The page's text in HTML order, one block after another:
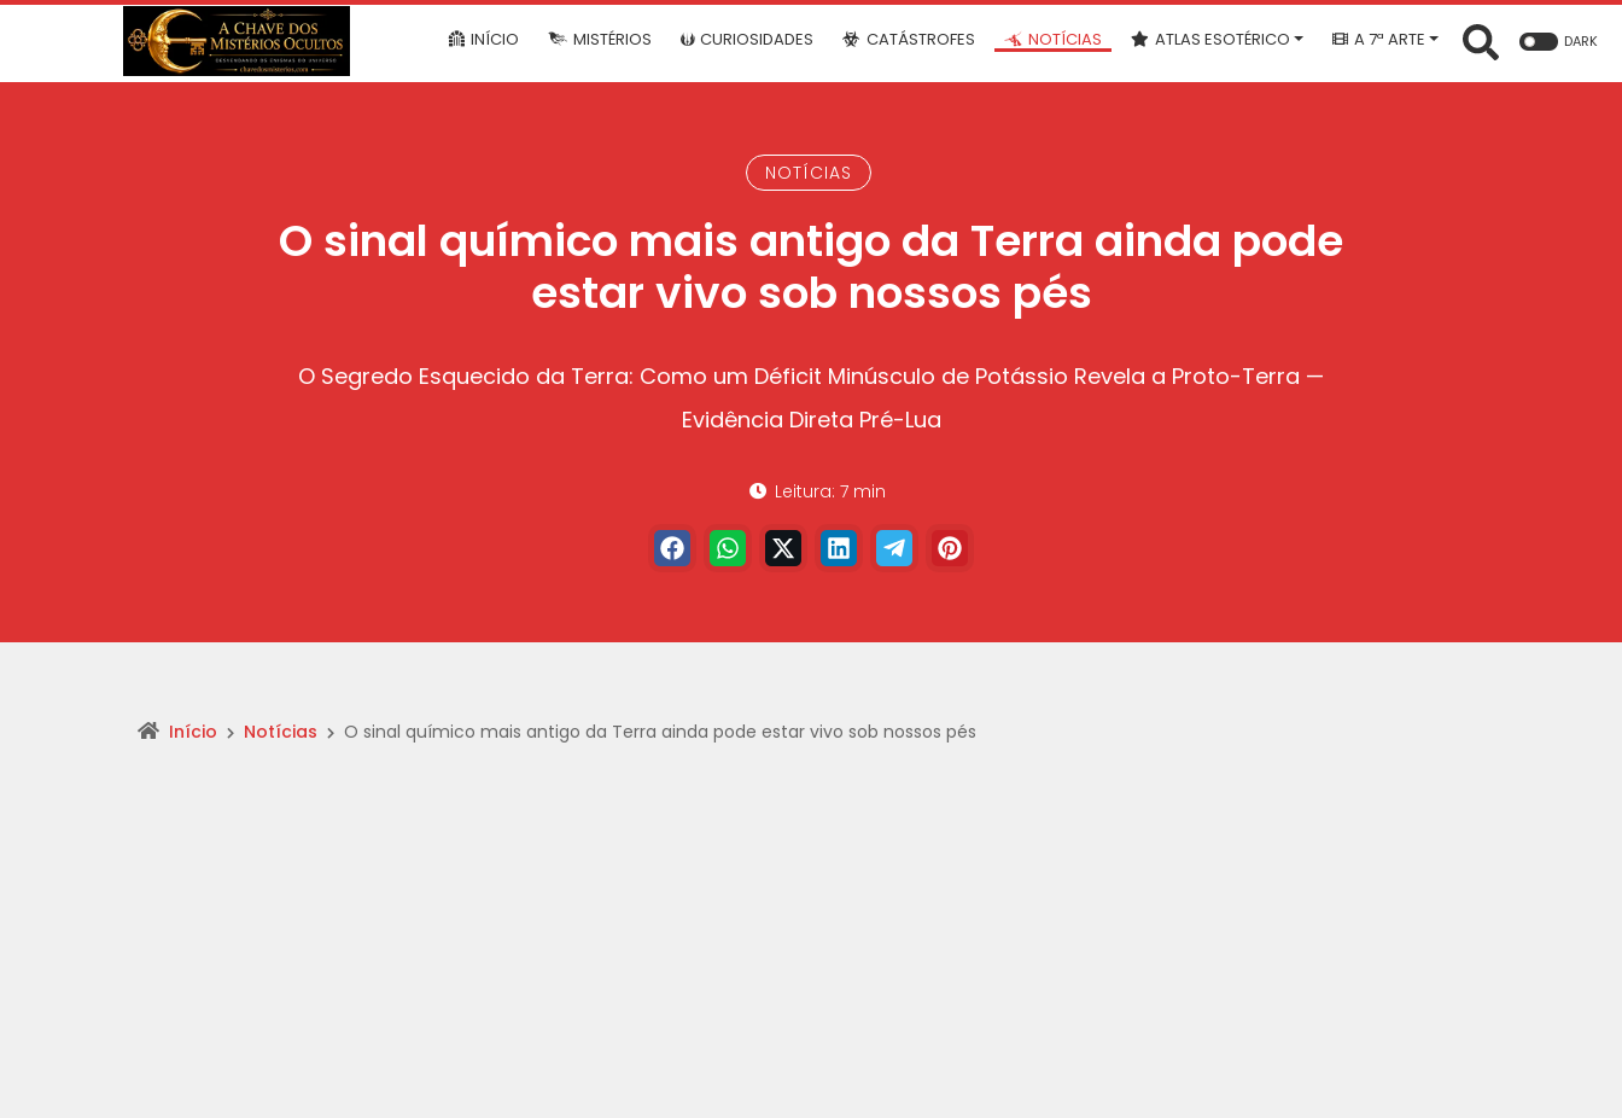
INÍCIO MISTÉRIOS CURIOSIDADES CATÁSTROFES NOTÍCIAS ATLAS ESOTÉRICO A 7ª ARTE DARK
NOTÍCIAS
O sinal químico mais antigo da Terra ainda pode
estar vivo sob nossos pés
O Segredo Esquecido da Terra: Como um Déficit Minúsculo de Potássio Revela a Proto-Terra —
Evidência Direta Pré-Lua
Leitura: 7 min
Início Notícias O sinal químico mais antigo da Terra ainda pode estar vivo sob nossos pés